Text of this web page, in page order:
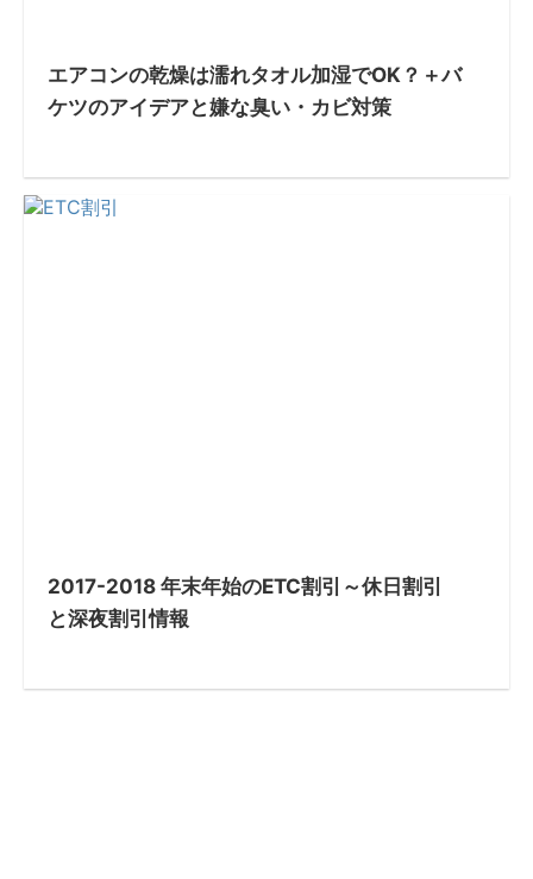
エアコンの乾燥は濡れタオル加湿でOK？＋バ
ケツのアイデアと嫌な臭い・カビ対策
2017-2018 年末年始のETC割引～休日割引
と深夜割引情報